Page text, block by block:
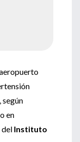
en
Instituto